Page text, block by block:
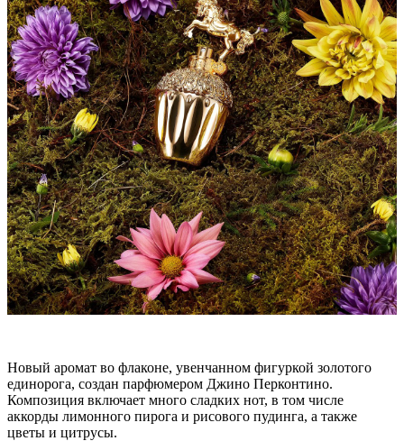
Новый аромат во флаконе, увенчанном фигуркой золотого
единорога, создан парфюмером Джино Перконтино.
Композиция включает много сладких нот, в том числе
аккорды лимонного пирога и рисового пудинга, а также
цветы и цитрусы.